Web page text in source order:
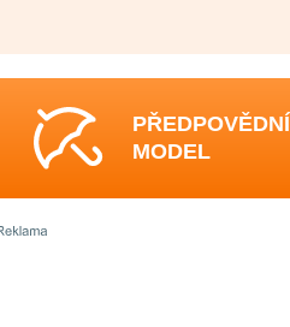
PŘEDPOVĚDNÍ
MODEL